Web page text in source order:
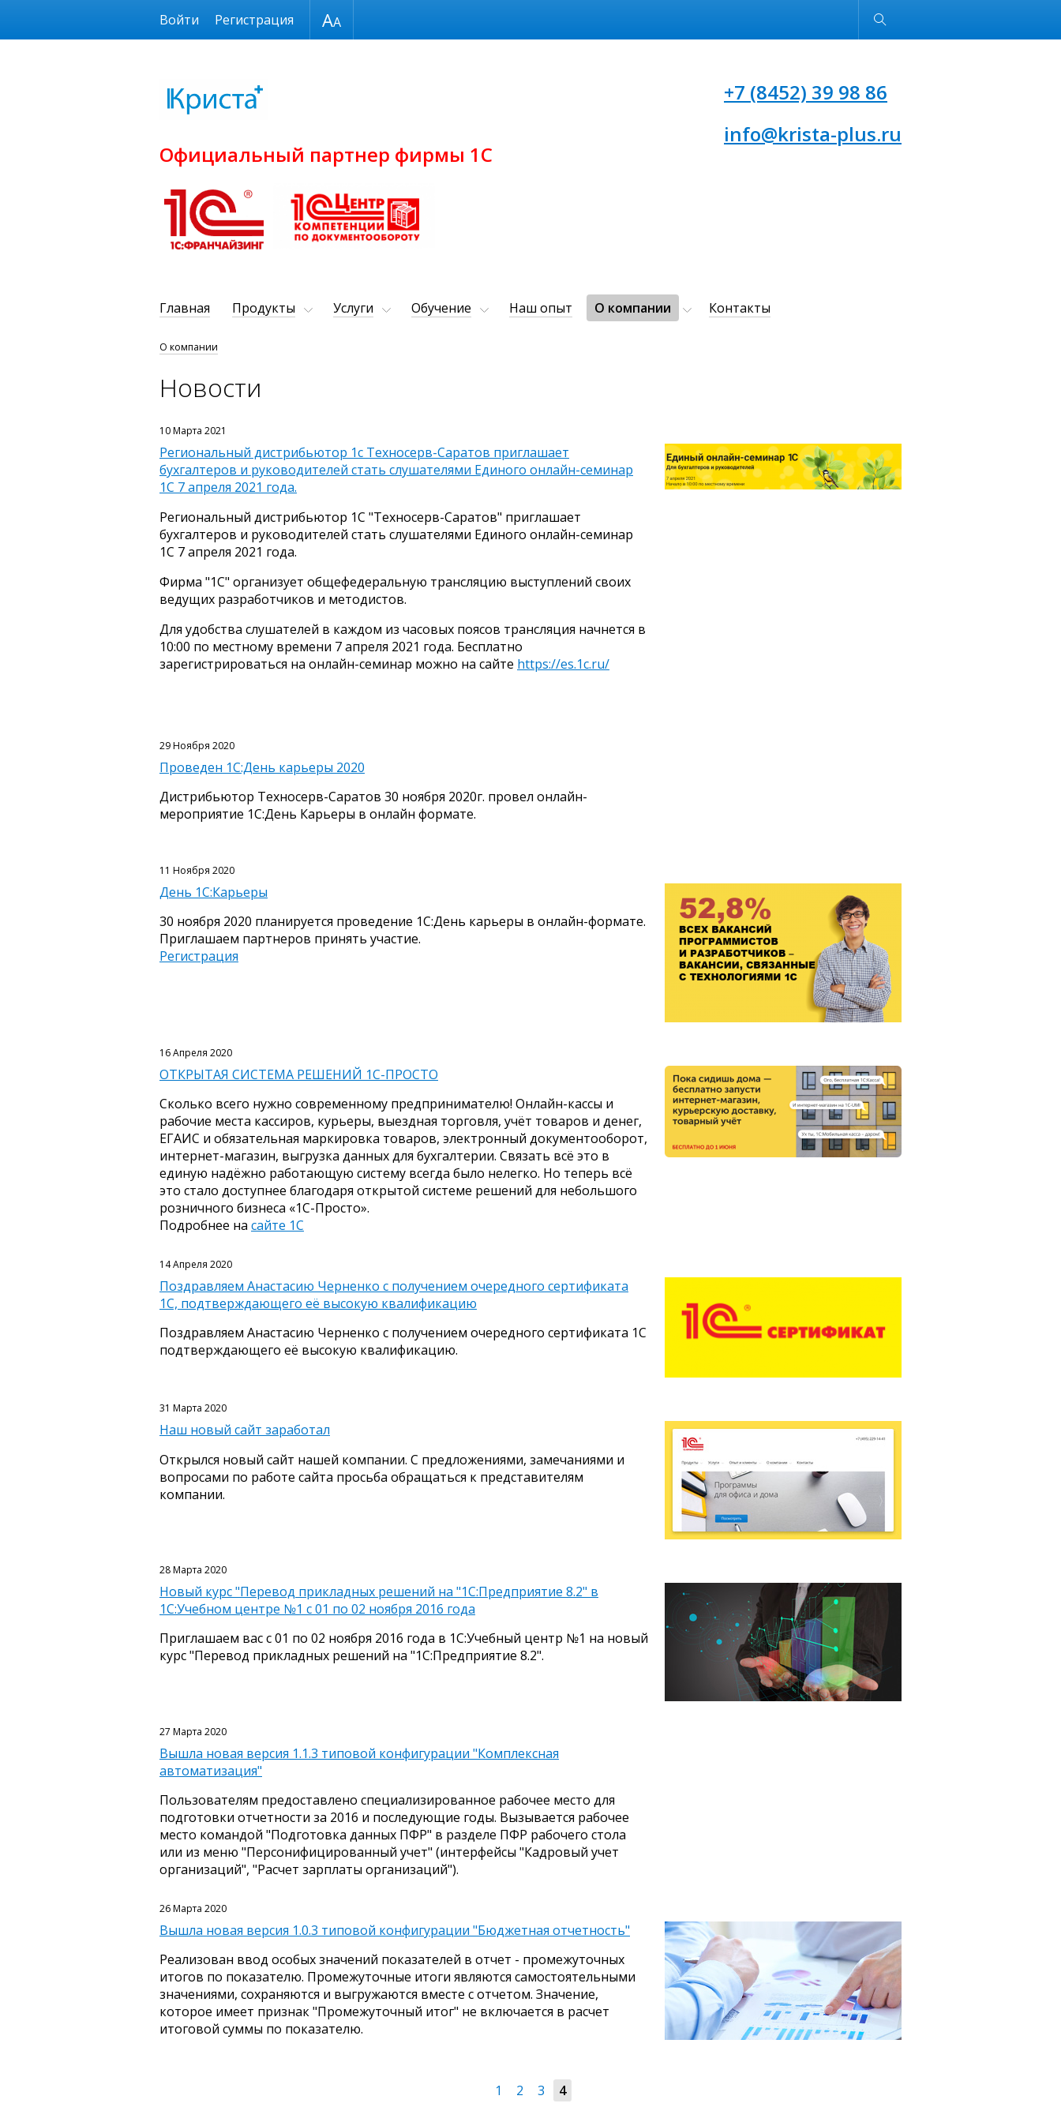
Размер шрифта Обычная версия
Официальный партнер фирмы 1С
+7 (8452) 39 98 86
info@krista-plus.ru
Войти Регистрация
Главная Продукты Услуги Обучение Наш опыт О компании Контакты
О компании
Новости
10 Марта 2021
Региональный дистрибьютор 1с Техносерв-Саратов приглашает
бухгалтеров и руководителей стать слушателями Единого онлайн-семинар
1C 7 апреля 2021 года.
Региональный дистрибьютор 1С "Техносерв-Саратов" приглашает
бухгалтеров и руководителей стать слушателями Единого онлайн-семинар
1С 7 апреля 2021 года.
Фирма "1С" организует общефедеральную трансляцию выступлений своих
ведущих разработчиков и методистов.
Для удобства слушателей в каждом из часовых поясов трансляция начнется в
10:00 по местному времени 7 апреля 2021 года. Бесплатно
зарегистрироваться на онлайн-семинар можно на сайте https://es.1c.ru/
29 Ноября 2020
Проведен 1С:День карьеры 2020
Дистрибьютор Техносерв-Саратов 30 ноября 2020г. провел онлайн-
мероприятие 1С:День Карьеры в онлайн формате.
11 Ноября 2020
День 1С:Карьеры
30 ноября 2020 планируется проведение 1С:День карьеры в онлайн-формате.
Приглашаем партнеров принять участие.
Регистрация
16 Апреля 2020
ОТКРЫТАЯ СИСТЕМА РЕШЕНИЙ 1С-ПРОСТО
Сколько всего нужно современному предпринимателю! Онлайн-кассы и
рабочие места кассиров, курьеры, выездная торговля, учёт товаров и денег,
ЕГАИС и обязательная маркировка товаров, электронный документооборот,
интернет-магазин, выгрузка данных для бухгалтерии. Связать всё это в
единую надёжно работающую систему всегда было нелегко. Но теперь всё
это стало доступнее благодаря открытой системе решений для небольшого
розничного бизнеса «1С-Просто».
Подробнее на сайте 1С
14 Апреля 2020
Поздравляем Анастасию Черненко с получением очередного сертификата
1С, подтверждающего её высокую квалификацию
Поздравляем Анастасию Черненко с получением очередного сертификата 1С
подтверждающего её высокую квалификацию.
31 Марта 2020
Наш новый сайт заработал
Открылся новый сайт нашей компании. С предложениями, замечаниями и
вопросами по работе сайта просьба обращаться к представителям
компании.
28 Марта 2020
Новый курс "Перевод прикладных решений на "1С:Предприятие 8.2" в
1С:Учебном центре №1 с 01 по 02 ноября 2016 года
Приглашаем вас с 01 по 02 ноября 2016 года в 1С:Учебный центр №1 на новый
курс "Перевод прикладных решений на "1С:Предприятие 8.2".
27 Марта 2020
Вышла новая версия 1.1.3 типовой конфигурации "Комплексная
автоматизация"
Пользователям предоставлено специализированное рабочее место для
подготовки отчетности за 2016 и последующие годы. Вызывается рабочее
место командой "Подготовка данных ПФР" в разделе ПФР рабочего стола
или из меню "Персонифицированный учет" (интерфейсы "Кадровый учет
организаций", "Расчет зарплаты организаций").
26 Марта 2020
Вышла новая версия 1.0.3 типовой конфигурации "Бюджетная отчетность"
Реализован ввод особых значений показателей в отчет - промежуточных
итогов по показателю. Промежуточные итоги являются самостоятельными
значениями, сохраняются и выгружаются вместе с отчетом. Значение,
которое имеет признак "Промежуточный итог" не включается в расчет
итоговой суммы по показателю.
1 2 3 4